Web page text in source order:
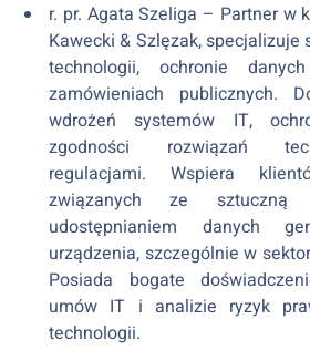
r. pr. Agata Szeliga – Partner w
Kawecki & Szlęzak, specjalizuje
technologii, ochronie
zamówieniach publicznych.
wdrożeń systemów IT,
zgodności rozwiązań
regulacjami. Wspiera
związanych ze sztuczną
udostępnianiem danych
urządzenia, szczególnie w
Posiada bogate
umów IT i analizie ryzyk
technologii.